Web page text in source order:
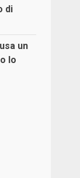
di
un
lo